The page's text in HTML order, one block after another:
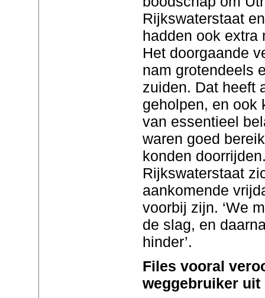
Rijkswaterstaat
hadden ook extra
Het doorgaande
nam grotendeels
zuiden. Dat heeft
geholpen, en ook
van essentieel
waren goed
konden
Rijkswaterstaat
aankomende
voorbij zijn. ‘We
de slag, en
hinder’.
Files vooral
weggebruiker uit